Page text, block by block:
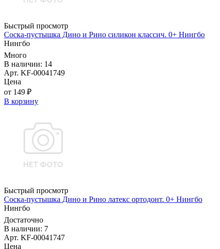
Быстрый просмотр
Соска-пустышка Дино и Рино силикон классич. 0+ Нингбо
Нингбо
Много
В наличии: 14
Арт. KF-00041749
Цена
от 149 ₽
В корзину
Быстрый просмотр
Соска-пустышка Дино и Рино латекс ортодонт. 0+ Нингбо
Нингбо
Достаточно
В наличии: 7
Арт. KF-00041747
Цена